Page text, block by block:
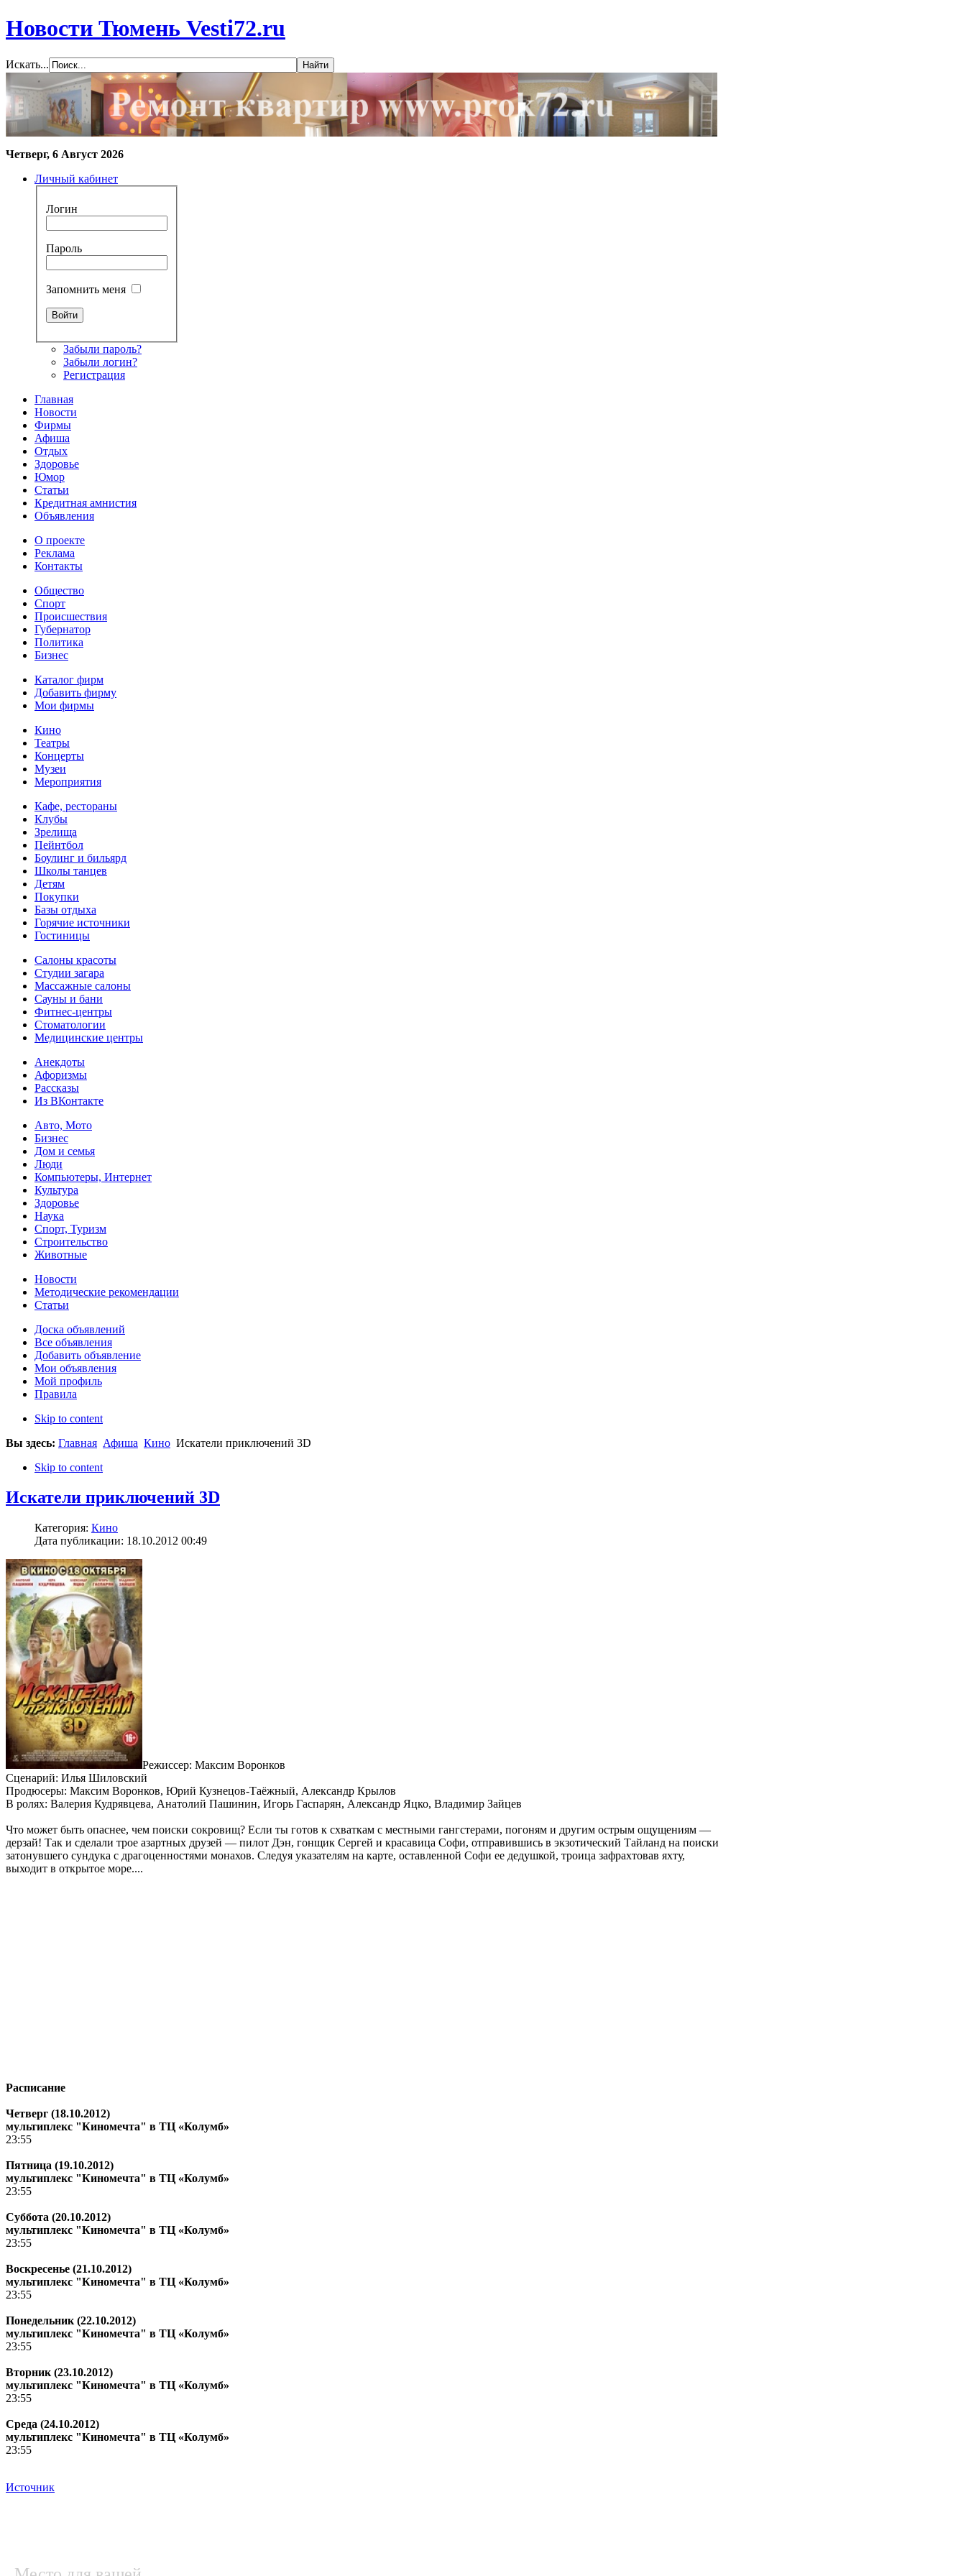
Новости Тюмень Vesti72.ru
Искать...
Четверг, 6 Август 2026
Личный кабинет
Логин
Пароль
Запомнить меня
Забыли пароль?
Забыли логин?
Регистрация
Главная
Новости
Фирмы
Афиша
Отдых
Здоровье
Юмор
Статьи
Кредитная амнистия
Объявления
О проекте
Реклама
Контакты
Общество
Спорт
Происшествия
Губернатор
Политика
Бизнес
Каталог фирм
Добавить фирму
Мои фирмы
Кино
Театры
Концерты
Музеи
Мероприятия
Кафе, рестораны
Клубы
Зрелища
Пейнтбол
Боулинг и бильярд
Школы танцев
Детям
Покупки
Базы отдыха
Горячие источники
Гостиницы
Салоны красоты
Студии загара
Массажные салоны
Сауны и бани
Фитнес-центры
Стоматологии
Медицинские центры
Анекдоты
Афоризмы
Рассказы
Из ВКонтакте
Авто, Мото
Бизнес
Дом и семья
Люди
Компьютеры, Интернет
Культура
Здоровье
Наука
Спорт, Туризм
Строительство
Животные
Новости
Методические рекомендации
Статьи
Доска объявлений
Все объявления
Добавить объявление
Мои объявления
Мой профиль
Правила
Skip to content
Вы здесь: Главная Афиша Кино Искатели приключений 3D
Skip to content
Искатели приключений 3D
Категория: Кино
Дата публикации: 18.10.2012 00:49
Режиссер: Максим Воронков
Сценарий: Илья Шиловский
Продюсеры: Максим Воронков, Юрий Кузнецов-Таёжный, Александр Крылов
В ролях: Валерия Кудрявцева, Анатолий Пашинин, Игорь Гаспарян, Александр Яцко, Владимир Зайцев
Что может быть опаснее, чем поиски сокровищ? Если ты готов к схваткам с местными гангстерами, погоням и другим острым ощущениям —
дерзай! Так и сделали трое азартных друзей — пилот Дэн, гонщик Сергей и красавица Софи, отправившись в экзотический Тайланд на поиски
затонувшего сундука с драгоценностями монахов. Следуя указателям на карте, оставленной Софи ее дедушкой, троица зафрахтовав яхту,
выходит в открытое море....
Расписание
Четверг (18.10.2012)
мультиплекс "Киномечта" в ТЦ «Колумб»
23:55
Пятница (19.10.2012)
мультиплекс "Киномечта" в ТЦ «Колумб»
23:55
Суббота (20.10.2012)
мультиплекс "Киномечта" в ТЦ «Колумб»
23:55
Воскресенье (21.10.2012)
мультиплекс "Киномечта" в ТЦ «Колумб»
23:55
Понедельник (22.10.2012)
мультиплекс "Киномечта" в ТЦ «Колумб»
23:55
Вторник (23.10.2012)
мультиплекс "Киномечта" в ТЦ «Колумб»
23:55
Среда (24.10.2012)
мультиплекс "Киномечта" в ТЦ «Колумб»
23:55
Источник